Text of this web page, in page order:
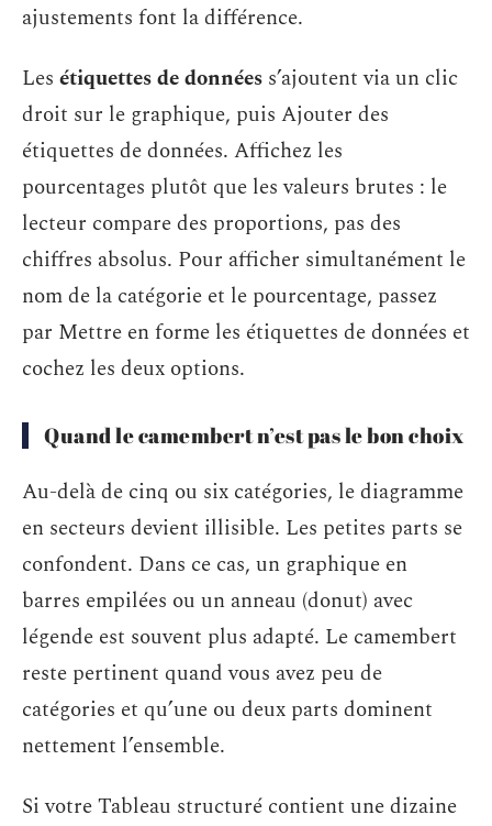
ajustements font la différence.
Les étiquettes de données s’ajoutent via un clic
droit sur le graphique, puis Ajouter des
étiquettes de données. Affichez les
pourcentages plutôt que les valeurs brutes : le
lecteur compare des proportions, pas des
chiffres absolus. Pour afficher simultanément le
nom de la catégorie et le pourcentage, passez
par Mettre en forme les étiquettes de données et
cochez les deux options.
Quand le camembert n’est pas le bon choix
Au-delà de cinq ou six catégories, le diagramme
en secteurs devient illisible. Les petites parts se
confondent. Dans ce cas, un graphique en
barres empilées ou un anneau (donut) avec
légende est souvent plus adapté. Le camembert
reste pertinent quand vous avez peu de
catégories et qu’une ou deux parts dominent
nettement l’ensemble.
Si votre Tableau structuré contient une dizaine